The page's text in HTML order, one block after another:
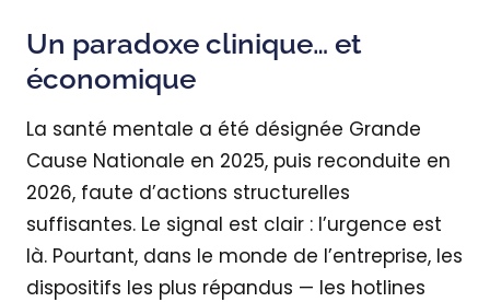
Un paradoxe clinique… et
économique
La santé mentale a été désignée Grande
Cause Nationale en 2025, puis reconduite en
2026, faute d’actions structurelles
suffisantes. Le signal est clair : l’urgence est
là. Pourtant, dans le monde de l’entreprise, les
dispositifs les plus répandus — les hotlines